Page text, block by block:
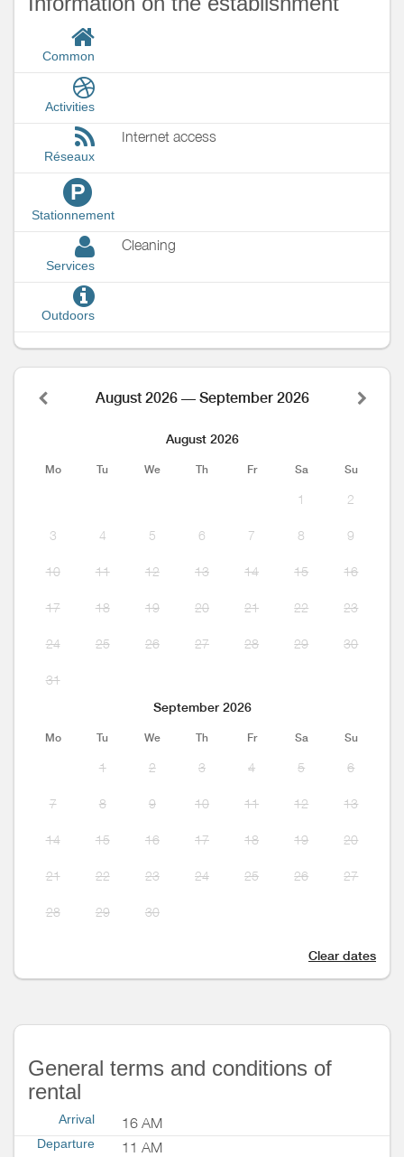
Common
Activities
Réseaux
Internet access
P
Stationnement
Services
Cleaning
Outdoors
August 2026 — September 2026
August 2026
Mo Tu We Th Fr Sa Su
1 2
3 4 5 6 7 8 9
10 11 12 13 14 15 16
17 18 19 20 21 22 23
24 25 26 27 28 29 30
31
September 2026
Mo Tu We Th Fr Sa Su
1 2 3 4 5 6
7 8 9 10 11 12 13
14 15 16 17 18 19 20
21 22 23 24 25 26 27
28 29 30
Clear dates
General terms and conditions of
rental
Arrival 16 AM
Departure 11 AM